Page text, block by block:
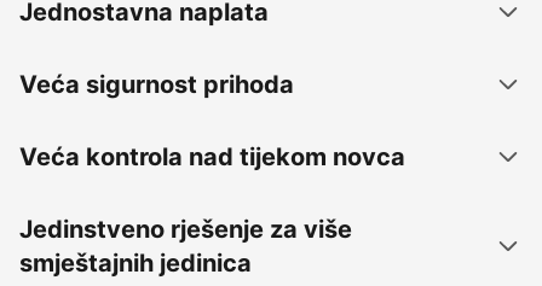
Jednostavna naplata
Veća sigurnost prihoda
Veća kontrola nad tijekom novca
Jedinstveno rješenje za više
smještajnih jedinica